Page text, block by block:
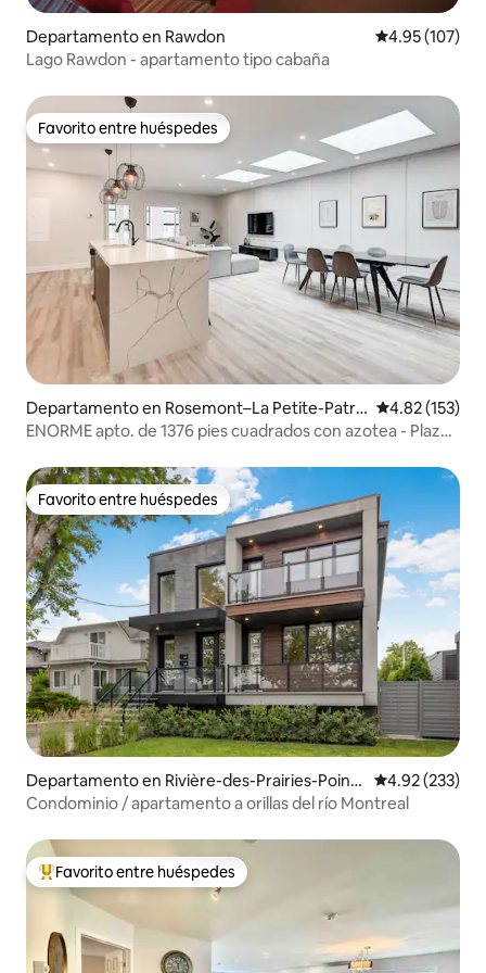
Departamento en Rawdon Calificación
4.95 (107)
Lago Rawdon - apartamento tipo cabaña
Favorito entre huéspedes
Favorito entre huéspedes
Departamento en Rosemont–La Petite-Patri
e
Calificación
4.82 (153)
ENORME apto. de 1376 pies cuadrados con azotea - Plaza
Favorito entre huéspedes
Favorito entre huéspedes
Departamento en Rivière-des-Prairies-Point
e-aux-Trembles
Calificación
4.92 (233)
Condominio / apartamento a orillas del río Montreal
De los mejores en Favorito entre huéspedes
Favorito entre huéspedes